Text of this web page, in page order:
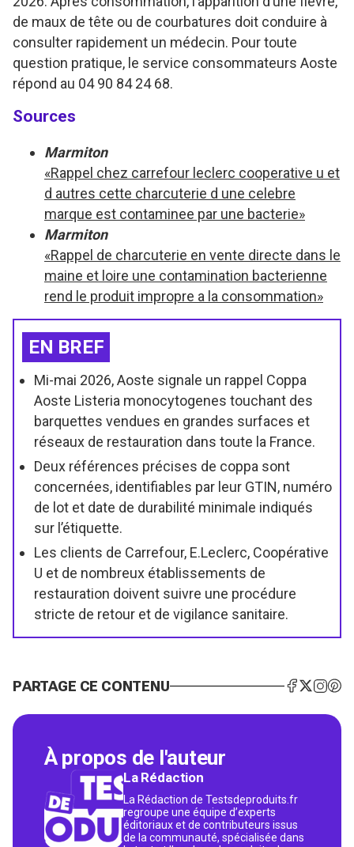
de maux de tête ou de courbatures doit conduire à
consulter rapidement un médecin. Pour toute
question pratique, le service consommateurs Aoste
répond au 04 90 84 24 68.
Sources
Marmiton
«Rappel chez carrefour leclerc cooperative u et
d autres cette charcuterie d une celebre
marque est contaminee par une bacterie»
Marmiton
«Rappel de charcuterie en vente directe dans le
maine et loire une contamination bacterienne
rend le produit impropre a la consommation»
EN BREF
Mi-mai 2026, Aoste signale un rappel Coppa
Aoste Listeria monocytogenes touchant des
barquettes vendues en grandes surfaces et
réseaux de restauration dans toute la France.
Deux références précises de coppa sont
concernées, identifiables par leur GTIN, numéro
de lot et date de durabilité minimale indiqués
sur l’étiquette.
Les clients de Carrefour, E.Leclerc, Coopérative
U et de nombreux établissements de
restauration doivent suivre une procédure
stricte de retour et de vigilance sanitaire.
PARTAGE CE CONTENU
À propos de l'auteur
La Rédaction
La Rédaction de Testsdeproduits.fr
regroupe une équipe d’experts
éditoriaux et de contributeurs issus
de la communauté, spécialisée dans